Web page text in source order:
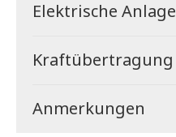
Elektrische Anlage
Kraftübertragung
Anmerkungen